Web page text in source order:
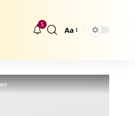
5
Größenänderung
Aa